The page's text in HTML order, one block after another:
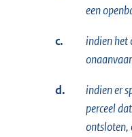
een
c.
indien het
d.
indien er
perceel
ontsloten,